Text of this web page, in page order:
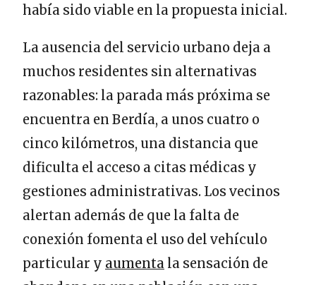
había sido viable en la propuesta inicial.
La ausencia del servicio urbano deja a
muchos residentes sin alternativas
razonables: la parada más próxima se
encuentra en Berdía, a unos cuatro o
cinco kilómetros, una distancia que
dificulta el acceso a citas médicas y
gestiones administrativas. Los vecinos
alertan además de que la falta de
conexión fomenta el uso del vehículo
particular y aumenta la sensación de